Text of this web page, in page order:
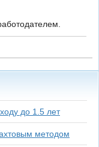
до 1.5 лет
методом